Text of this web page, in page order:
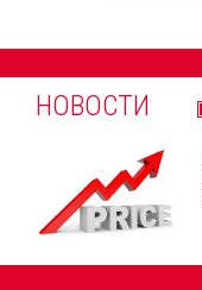
НОВОСТИ